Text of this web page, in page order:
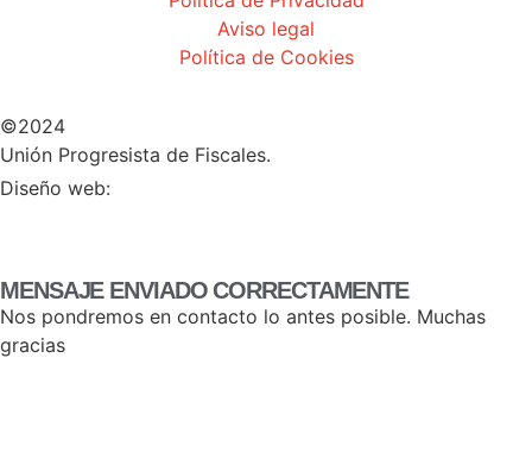
Aviso legal
Política de Cookies
©2024
Unión Progresista de Fiscales.
Diseño web:
MENSAJE ENVIADO CORRECTAMENTE
Nos pondremos en contacto lo antes posible. Muchas
gracias